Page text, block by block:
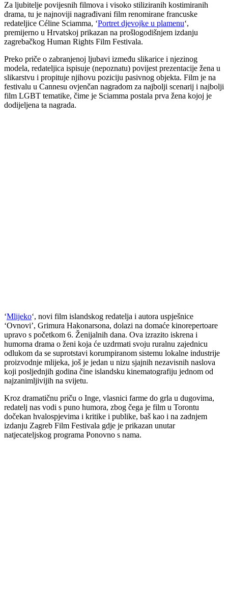
Za ljubitelje povijesnih filmova i visoko stiliziranih kostimiranih
drama, tu je najnoviji nagrađivani film renomirane francuske
redateljice Céline Sciamma, ‘Portret djevojke u plamenu‘,
premijerno u Hrvatskoj prikazan na prošlogodišnjem izdanju
zagrebačkog Human Rights Film Festivala.
Preko priče o zabranjenoj ljubavi između slikarice i njezinog
modela, redateljica ispisuje (nepoznatu) povijest prezentacije žena u
slikarstvu i propituje njihovu poziciju pasivnog objekta. Film je na
festivalu u Cannesu ovjenčan nagradom za najbolji scenarij i najbolji
film LGBT tematike, čime je Sciamma postala prva žena kojoj je
dodijeljena ta nagrada.
‘Mlijeko‘, novi film islandskog redatelja i autora uspješnice
‘Ovnovi’, Grimura Hakonarsona, dolazi na domaće kinorepertoare
upravo s početkom 6. Ženijalnih dana. Ova izrazito iskrena i
humorna drama o ženi koja će uzdrmati svoju ruralnu zajednicu
odlukom da se suprotstavi korumpiranom sistemu lokalne industrije
proizvodnje mlijeka, još je jedan u nizu sjajnih nezavisnih naslova
koji posljednjih godina čine islandsku kinematografiju jednom od
najzanimljivijih na svijetu.
Kroz dramatičnu priču o Inge, vlasnici farme do grla u dugovima,
redatelj nas vodi s puno humora, zbog čega je film u Torontu
dočekan hvalospjevima i kritike i publike, baš kao i na zadnjem
izdanju Zagreb Film Festivala gdje je prikazan unutar
natjecateljskog programa Ponovno s nama.